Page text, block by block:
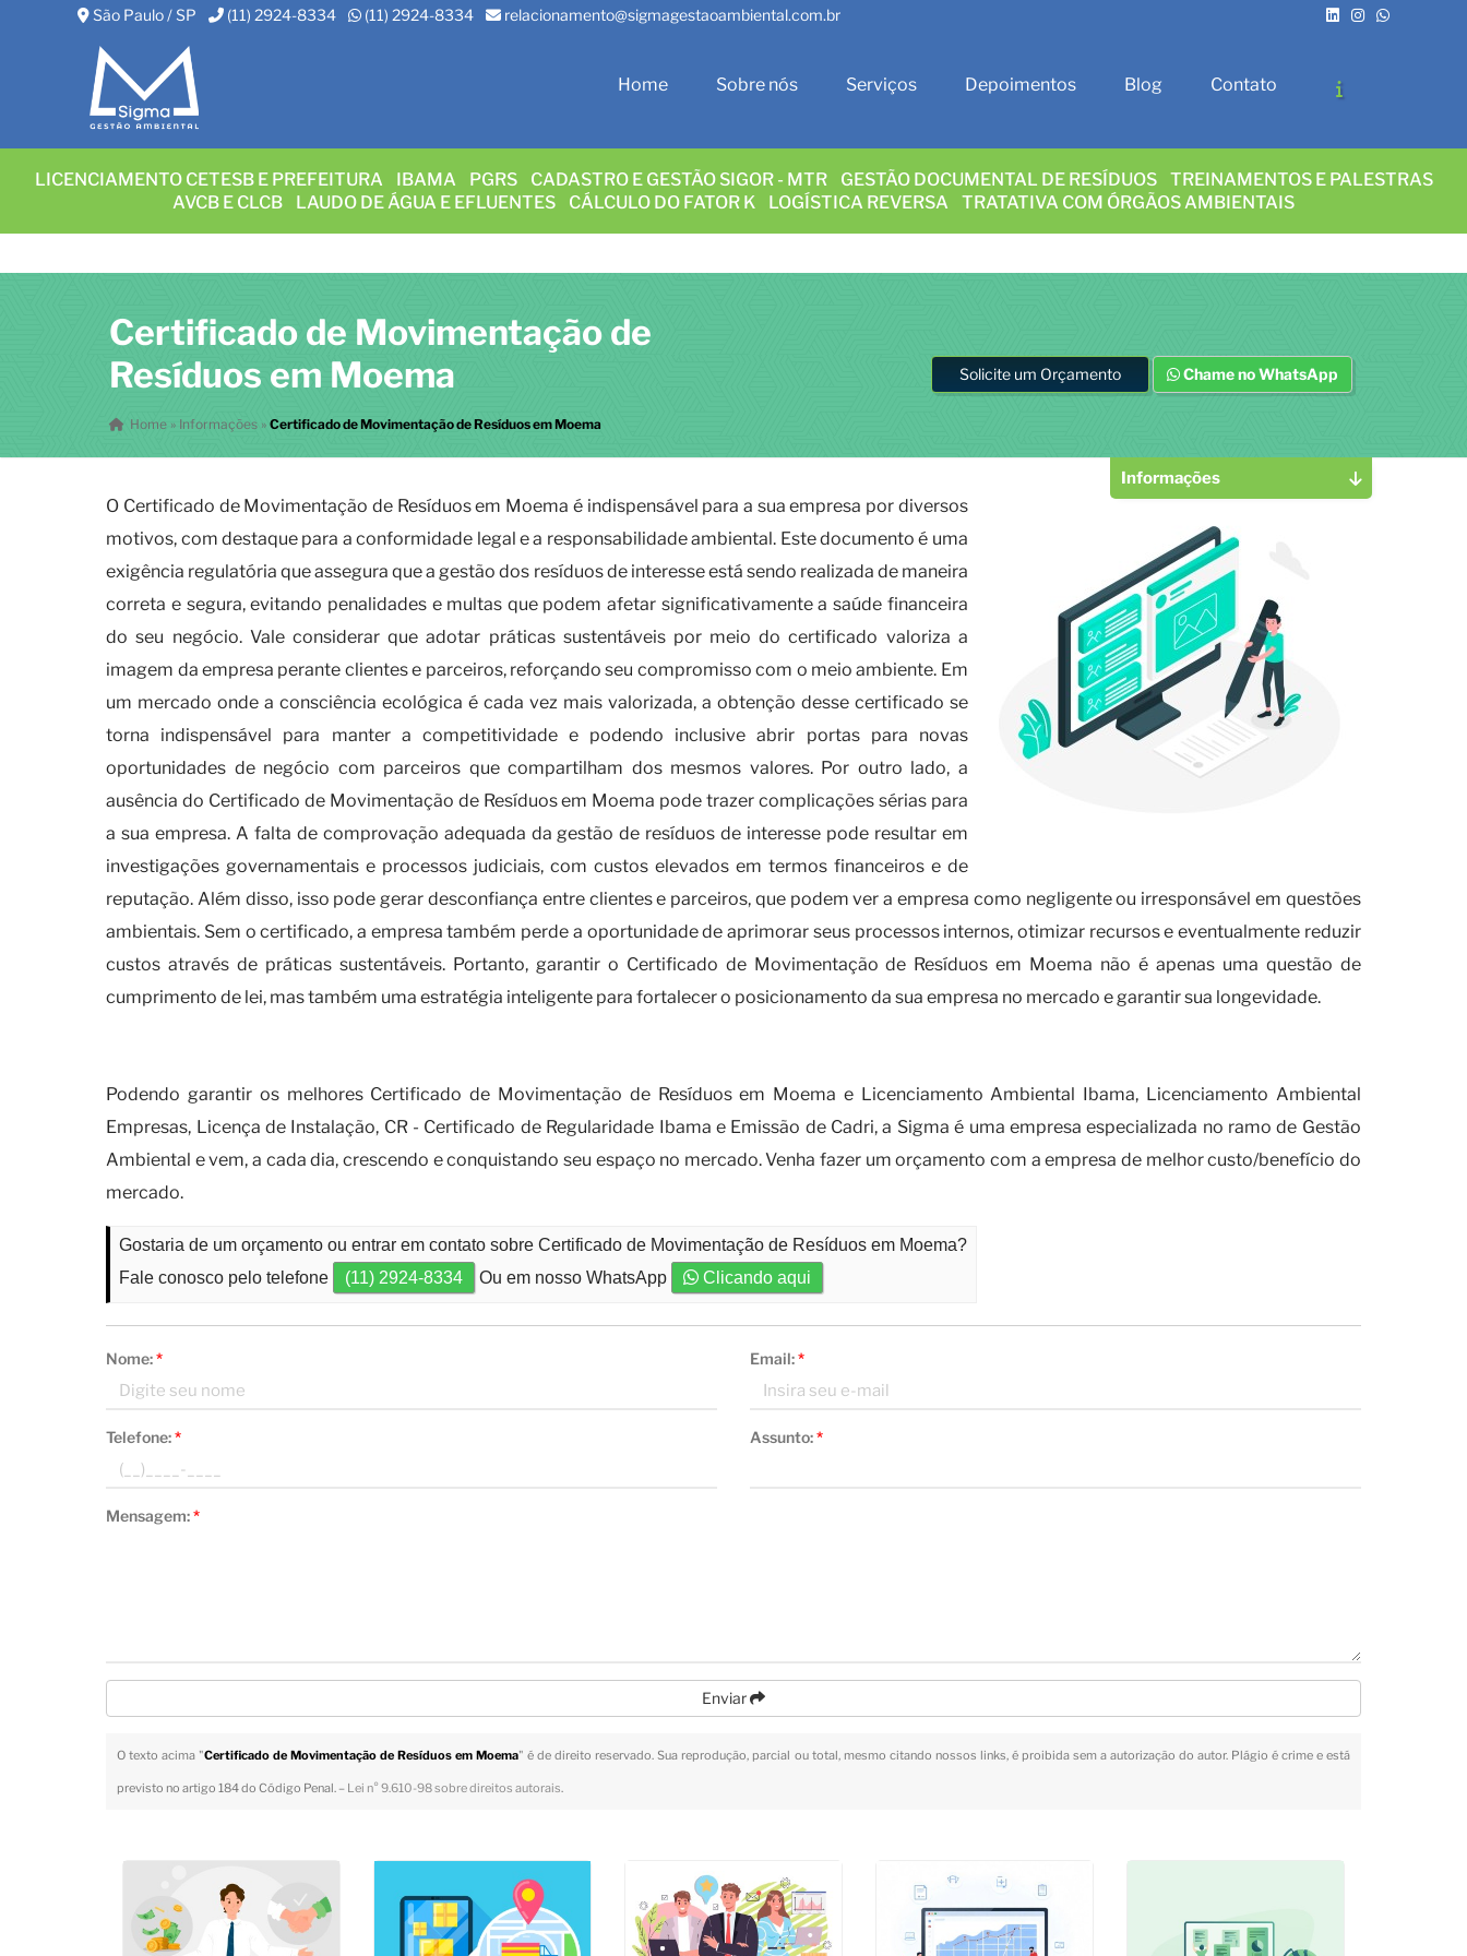
São Paulo / SP (11) 2924-8334 (11) 2924-8334 relacionamento@sigmagestaoambiental.com.br
Home Sobre nós Serviços Depoimentos Blog Contato
LICENCIAMENTO CETESB E PREFEITURA IBAMA PGRS CADASTRO E GESTÃO SIGOR - MTR GESTÃO DOCUMENTAL DE RESÍDUOS
TREINAMENTOS E PALESTRAS
AVCB E CLCB
LAUDO DE ÁGUA E EFLUENTES CÁLCULO DO FATOR K LOGÍSTICA REVERSA TRATATIVA COM ÓRGÃOS AMBIENTAIS
Certificado de Movimentação de
Resíduos em Moema
Home » Informações »Certificado de Movimentação de Resíduos em Moema
Solicite um Orçamento Chame no WhatsApp
O Certificado de Movimentação de Resíduos em Moema é indispensável para a sua empresa por diversos
motivos, com destaque para a conformidade legal e a responsabilidade ambiental. Este documento é uma
exigência regulatória que assegura que a gestão dos resíduos de interesse está sendo realizada de maneira
correta e segura, evitando penalidades e multas que podem afetar significativamente a saúde financeira
do seu negócio. Vale considerar que adotar práticas sustentáveis por meio do certificado valoriza a
imagem da empresa perante clientes e parceiros, reforçando seu compromisso com o meio ambiente. Em
um mercado onde a consciência ecológica é cada vez mais valorizada, a obtenção desse certificado se
torna indispensável para manter a competitividade e podendo inclusive abrir portas para novas
oportunidades de negócio com parceiros que compartilham dos mesmos valores. Por outro lado, a
ausência do Certificado de Movimentação de Resíduos em Moema pode trazer complicações sérias para
a sua empresa. A falta de comprovação adequada da gestão de resíduos de interesse pode resultar em
investigações governamentais e processos judiciais, com custos elevados em termos financeiros e de
reputação. Além disso, isso pode gerar desconfiança entre clientes e parceiros, que podem ver a empresa como negligente ou irresponsável em questões
ambientais. Sem o certificado, a empresa também perde a oportunidade de aprimorar seus processos internos, otimizar recursos e eventualmente reduzir
custos através de práticas sustentáveis. Portanto, garantir o Certificado de Movimentação de Resíduos em Moema não é apenas uma questão de
cumprimento de lei, mas também uma estratégia inteligente para fortalecer o posicionamento da sua empresa no mercado e garantir sua longevidade.
Podendo garantir os melhores Certificado de Movimentação de Resíduos em Moema e Licenciamento Ambiental Ibama, Licenciamento Ambiental
Empresas, Licença de Instalação, CR - Certificado de Regularidade Ibama e Emissão de Cadri, a Sigma é uma empresa especializada no ramo de Gestão
Ambiental e vem, a cada dia, crescendo e conquistando seu espaço no mercado. Venha fazer um orçamento com a empresa de melhor custo/benefício do
mercado.
Gostaria de um orçamento ou entrar em contato sobre Certificado de Movimentação de Resíduos em Moema?
Fale conosco pelo telefone
(11) 2924-8334 Ou em nosso WhatsApp Clicando aqui
Nome:* Email:*
Telefone:* Assunto:*
Mensagem:*
Enviar
O texto acima "Certificado de Movimentação de Resíduos em Moema" é de direito reservado. Sua reprodução, parcial ou total, mesmo citando nossos links, é proibida sem a autorização do autor. Plágio é crime e está
previsto no artigo 184 do Código Penal. – Lei n° 9.610-98 sobre direitos autorais.
Informações